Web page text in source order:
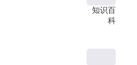
知识百
科